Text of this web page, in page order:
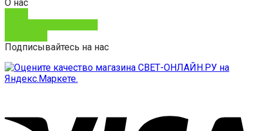
О нас
Подписывайтесь на нас